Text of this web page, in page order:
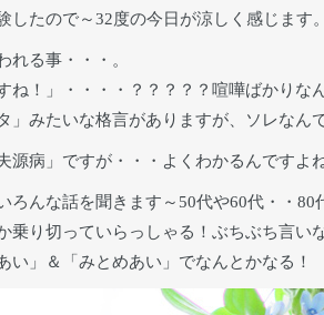
したので～32度の今日が涼しく感じます
れる事・・・。
ね！」・・・・？？？？？喧嘩ばかりな
」みたいな格言がありますが、ソレなん
源病」ですが・・・よくわかるんですよ
ろんな話を聞きます～50代や60代・・
乗り切っていらっしゃる！ぶちぶち言い
い」＆「みとめあい」でなんとかなる！